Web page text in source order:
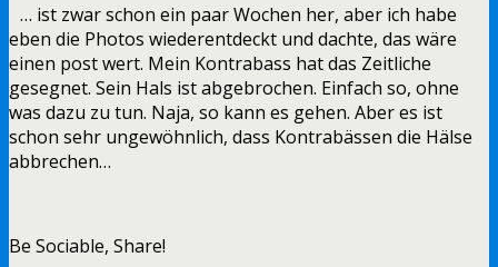
… ist zwar schon ein paar Wochen her, aber ich habe
eben die Photos wiederentdeckt und dachte, das wäre
einen post wert. Mein Kontrabass hat das Zeitliche
gesegnet. Sein Hals ist abgebrochen. Einfach so, ohne
was dazu zu tun. Naja, so kann es gehen. Aber es ist
schon sehr ungewöhnlich, dass Kontrabässen die Hälse
abbrechen…
Be Sociable, Share!